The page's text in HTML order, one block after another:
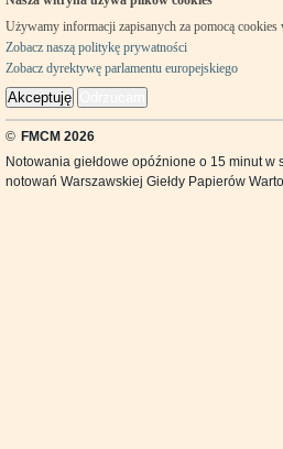
Używamy informacji zapisanych za pomocą
Zobacz naszą politykę prywatności
Zobacz dyrektywę parlamentu europejskiego
Akceptuję
© FMCM 2026
Notowania giełdowe opóźnione o 15 minut w
notowań Warszawskiej Giełdy Papierów